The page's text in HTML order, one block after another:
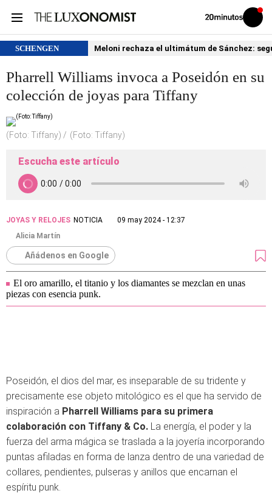
Volver
Iniciar
sesión
SCHENGEN Meloni rechaza el ultimátum de Sánchez:
Pharrell Williams invoca a Poseidón en su
colección de joyas para Tiffany
(Foto: Tiffany) (Foto: Tiffany)
Escucha este artículo
JOYAS Y RELOJES NOTICIA
09 may 2024 - 12:37
Alicia Martín
Añádenos en Google
El oro amarillo, el titanio y los diamantes se mezclan en unas
piezas con esencia punk.
Poseidón, el dios del mar, es inseparable de su tridente y
precisamente ese objeto mitológico es el que ha servido de
inspiración a Pharrell Williams para su primera
colaboración con Tiffany & Co. La energía, el poder y la
fuerza del arma mágica se traslada a la joyería incorporando
puntas afiladas en forma de lanza dentro de una variedad de
collares, pendientes, pulseras y anillos que encarnan el
espíritu punk.